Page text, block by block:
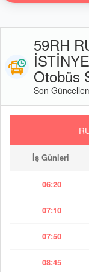
59RH
Otobüs
Son
İş Günleri
06:20
07:10
07:50
08:45